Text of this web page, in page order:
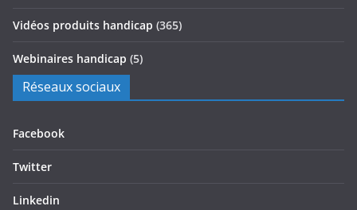
Vidéos produits handicap (365)
Webinaires handicap (5)
Réseaux sociaux
Facebook
Twitter
Linkedin